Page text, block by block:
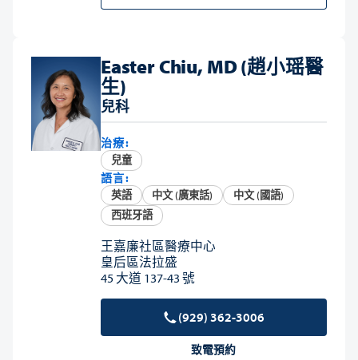
Easter Chiu, MD (趙小瑶醫
生)
兒科
治療:
兒童
語言:
英語 中文 (廣東話)
中文 (國語)
西班牙語
王嘉廉社區醫療中心
皇后區法拉盛
45 大道 137-43 號
(929) 362-3006
致電預約